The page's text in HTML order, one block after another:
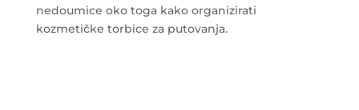
nedoumice oko toga kako organizirati
kozmetičke torbice za putovanja.